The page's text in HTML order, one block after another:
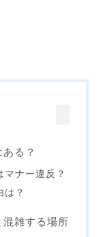
る？
マナー違反？
は？
雑する場所